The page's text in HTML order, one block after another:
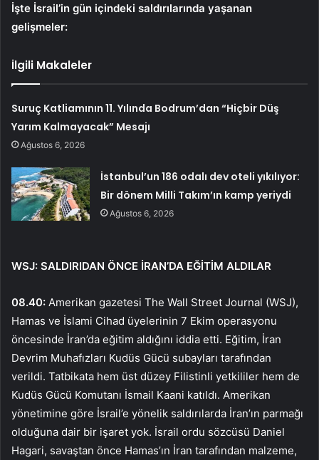
İşte İsrail’in gün içindeki saldırılarında yaşanan
gelişmeler:
İlgili Makaleler
Suruç Katliamının 11. Yılında Bodrum’dan “Hiçbir Düş
Yarım Kalmayacak” Mesajı
Ağustos 6, 2026
İstanbul’un 186 odalı dev oteli yıkılıyor:
Bir dönem Milli Takım’ın kamp yeriydi
Ağustos 6, 2026
WSJ: SALDIRIDAN ÖNCE İRAN’DA EĞİTİM ALDILAR
08.40: Amerikan gazetesi The Wall Street Journal (WSJ),
Hamas ve İslami Cihad üyelerinin 7 Ekim operasyonu
öncesinde İran’da eğitim aldığını iddia etti. Eğitim, İran
Devrim Muhafızları Kudüs Gücü subayları tarafından
verildi. Tatbikata hem üst düzey Filistinli yetkililer hem de
Kudüs Gücü Komutanı İsmail Kaani katıldı. Amerikan
yönetimine göre İsrail’e yönelik saldırılarda İran’ın parmağı
olduğuna dair bir işaret yok. İsrail ordu sözcüsü Daniel
Hagari, savaştan önce Hamas’ın İran tarafından malzeme,